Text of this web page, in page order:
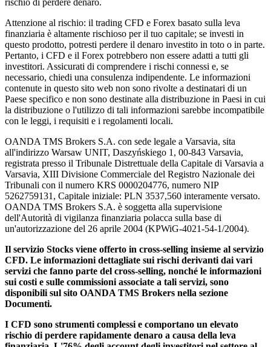
Attenzione al rischio: il trading CFD e Forex basato sulla leva
finanziaria è altamente rischioso per il tuo capitale; se investi in
questo prodotto, potresti perdere il denaro investito in toto o in parte.
Pertanto, i CFD e il Forex potrebbero non essere adatti a tutti gli
investitori. Assicurati di comprendere i rischi connessi e, se
necessario, chiedi una consulenza indipendente. Le informazioni
contenute in questo sito web non sono rivolte a destinatari di un
Paese specifico e non sono destinate alla distribuzione in Paesi in cui
la distribuzione o l'utilizzo di tali informazioni sarebbe incompatibile
con le leggi, i requisiti e i regolamenti locali.
OANDA TMS Brokers S.A. con sede legale a Varsavia, sita
all'indirizzo Warsaw UNIT, Daszyńskiego 1, 00-843 Varsavia,
registrata presso il Tribunale Distrettuale della Capitale di Varsavia a
Varsavia, XIII Divisione Commerciale del Registro Nazionale dei
Tribunali con il numero KRS 0000204776, numero NIP
5262759131, Capitale iniziale: PLN 3537,560 interamente versato.
OANDA TMS Brokers S.A. è soggetta alla supervisione
dell'Autorità di vigilanza finanziaria polacca sulla base di
un'autorizzazione del 26 aprile 2004 (KPWiG-4021-54-1/2004).
Il servizio Stocks viene offerto in cross-selling insieme al servizio
CFD. Le informazioni dettagliate sui rischi derivanti dai vari
servizi che fanno parte del cross-selling, nonché le informazioni
sui costi e sulle commissioni associate a tali servizi, sono
disponibili sul sito OANDA TMS Brokers nella sezione
Documenti.
I CFD sono strumenti complessi e comportano un elevato
rischio di perdere rapidamente denaro a causa della leva